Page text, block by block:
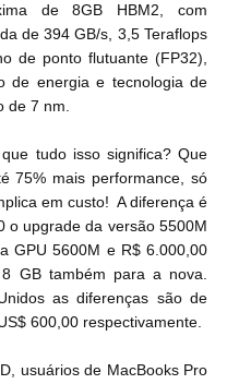
de 8GB HBM2, com
de 394 GB/s, 3,5 Teraflops
de ponto flutuante (FP32),
de energia e tecnologia de
de 7 nm.
tudo isso significa? Que
75% mais performance, só
em custo!  A diferença é
o upgrade da versão 5500M
GPU 5600M e R$ 6.000,00
GB também para a nova.
as diferenças são de
600,00 respectivamente.
usuários de MacBooks Pro